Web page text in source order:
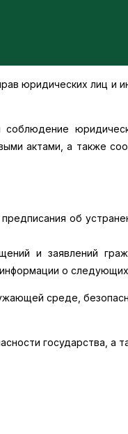
юридических лиц и
актами, а также
об
и заявлений
о
среде,
государства, а